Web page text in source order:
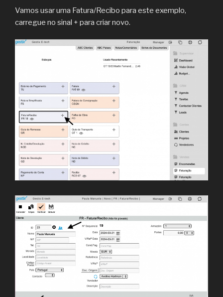
Vamos usar uma Fatura/Recibo para este exemplo,
carregue no sinal + para criar novo.